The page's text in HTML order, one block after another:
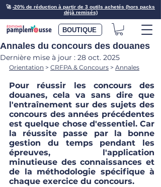
🚀-20% de réduction à partir de 3 outils achetés (hors packs
déjà remisés)
BOUTIQUE
Annales du concours des douanes
Dernière mise à jour : 28 oct. 2025
Orientation > CRFPA & Concours > Annales
Pour réussir les concours des
douanes, cela va sans dire que
l'entraînement sur des sujets des
concours des années précédentes
est quelque chose d'essentiel. Car
la réussite passe par la bonne
gestion du temps pendant les
épreuves, l'application
minutieuse des connaissances et
de la méthodologie spécifique à
chaque exercice du concours.